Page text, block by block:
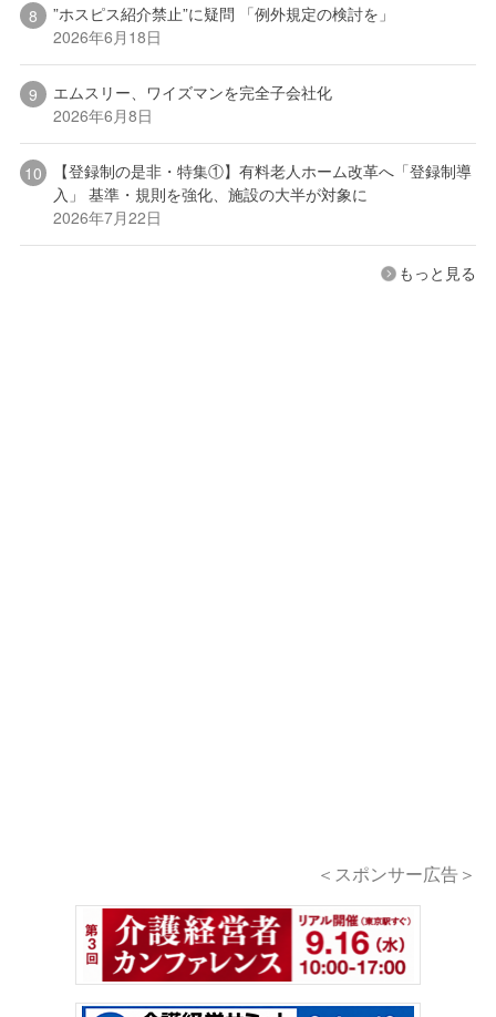
”ホスピス紹介禁止”に疑問 「例外規定の検討を」
2026年6月18日
エムスリー、ワイズマンを完全子会社化
2026年6月8日
【登録制の是非・特集①】有料老人ホーム改革へ「登録制導
入」 基準・規則を強化、施設の大半が対象に
2026年7月22日
もっと見る
＜スポンサー広告＞